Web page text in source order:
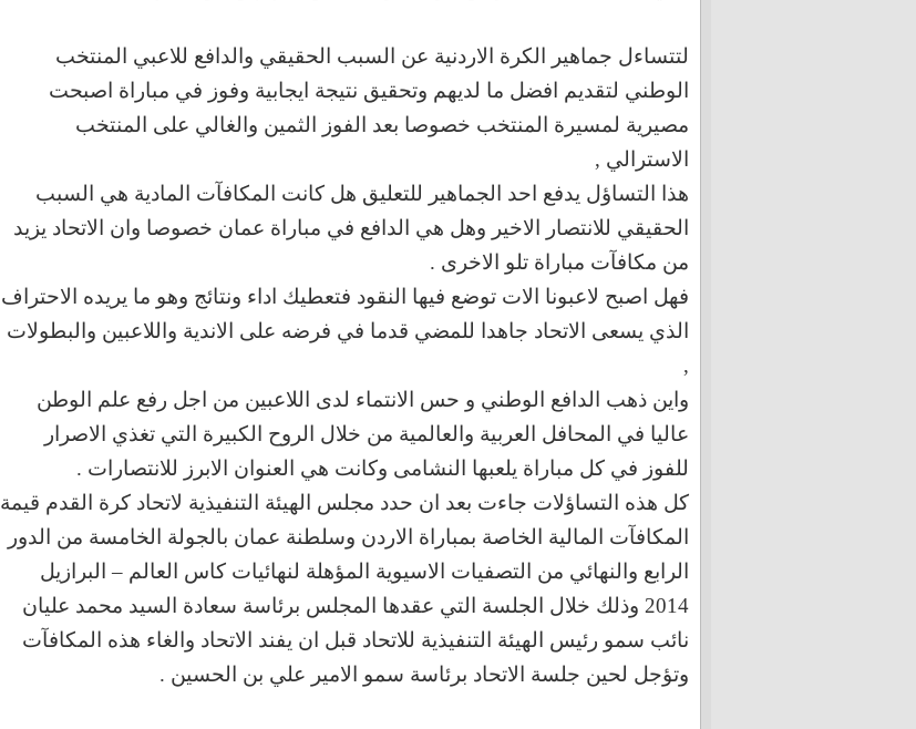
لتتساءل جماهير الكرة الاردنية عن السبب الحقيقي والدافع للاعبي المنتخب
الوطني لتقديم افضل ما لديهم وتحقيق نتيجة ايجابية وفوز في مباراة اصبحت
مصيرية لمسيرة المنتخب خصوصا بعد الفوز الثمين والغالي على المنتخب
الاسترالي ,
هذا التساؤل يدفع احد الجماهير للتعليق هل كانت المكافآت المادية هي السبب
الحقيقي للانتصار الاخير وهل هي الدافع في مباراة عمان خصوصا وان الاتحاد يزيد
من مكافآت مباراة تلو الاخرى .
فهل اصبح لاعبونا الات توضع فيها النقود فتعطيك اداء ونتائج وهو ما يريده الاحتراف
الذي يسعى الاتحاد جاهدا للمضي قدما في فرضه على الاندية واللاعبين والبطولات
,
واين ذهب الدافع الوطني و حس الانتماء لدى اللاعبين من اجل رفع علم الوطن
عاليا في المحافل العربية والعالمية من خلال الروح الكبيرة التي تغذي الاصرار
للفوز في كل مباراة يلعبها النشامى وكانت هي العنوان الابرز للانتصارات .
كل هذه التساؤلات جاءت بعد ان حدد مجلس الهيئة التنفيذية لاتحاد كرة القدم قيمة
المكافآت المالية الخاصة بمباراة الاردن وسلطنة عمان بالجولة الخامسة من الدور
الرابع والنهائي من التصفيات الاسيوية المؤهلة لنهائيات كاس العالم – البرازيل
2014 وذلك خلال الجلسة التي عقدها المجلس برئاسة سعادة السيد محمد عليان
نائب سمو رئيس الهيئة التنفيذية للاتحاد قبل ان يفند الاتحاد والغاء هذه المكافآت
وتؤجل لحين جلسة الاتحاد برئاسة سمو الامير علي بن الحسين .